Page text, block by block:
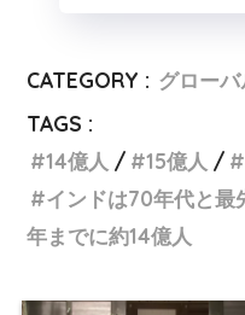
CATEGORY : グロー
TAGS :
14億人
15億人
インドは70年代と最
年までに約14億人